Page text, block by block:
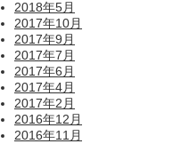
2018年5月
2017年10月
2017年9月
2017年7月
2017年6月
2017年4月
2017年2月
2016年12月
2016年11月